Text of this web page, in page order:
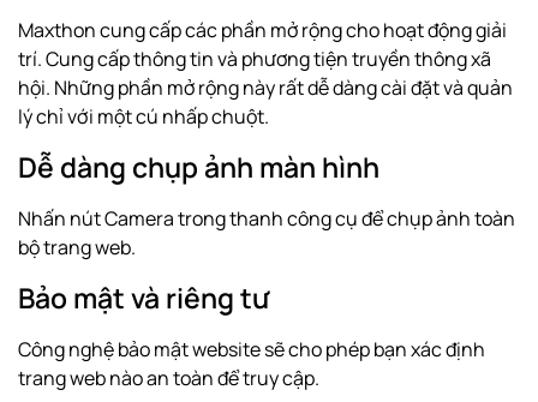
Maxthon cung cấp các phần mở rộng cho hoạt động giải
trí. Cung cấp thông tin và phương tiện truyền thông xã
hội. Những phần mở rộng này rất dễ dàng cài đặt và quản
lý chỉ với một cú nhấp chuột.
Dễ dàng chụp ảnh màn hình
Nhấn nút Camera trong thanh công cụ để chụp ảnh toàn
bộ trang web.
Bảo mật và riêng tư
Công nghệ bảo mật website sẽ cho phép bạn xác định
trang web nào an toàn để truy cập.